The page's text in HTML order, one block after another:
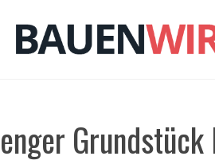
Inhalt
springen
enger